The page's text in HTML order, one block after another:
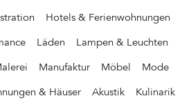
Hotels & Ferienwohnungen
Läden Lampen & Leuchten
Manufaktur Möbel Mode
& Häuser Akustik Kulinarik